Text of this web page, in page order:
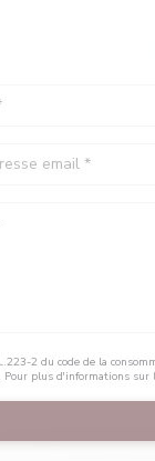
2 du code de la
. Pour plus d'informations sur